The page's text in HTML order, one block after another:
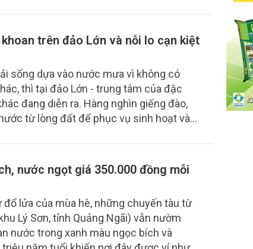
bước giải cơn khát, tạo nền tảng để
trên đảo Lớn và nỗi lo cạn kiệt
sống dựa vào nước mưa vì không có
thì tại đảo Lớn - trung tâm của đặc
đang diễn ra. Hàng nghìn giếng đào,
từ lòng đất để phục vụ sinh hoạt và
hiện hữu.
nước ngọt giá 350.000 đồng mỗi
lửa của mùa hè, những chuyến tàu từ
Lý Sơn, tỉnh Quảng Ngãi) vẫn nườm
nước trong xanh màu ngọc bích và